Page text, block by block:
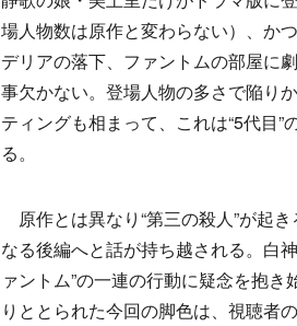
場人物数は原作と変わらない）、か
デリアの落下、ファントムの部屋に
事欠かない。登場人物の多さで陥り
ティングも相まって、これは“5代目
る。
原作とは異なり“第三の殺人”が起
なる後編へと話が持ち越される。白
ァントム”の一連の行動に疑念を抱
りととられた今回の脚色は、視聴者